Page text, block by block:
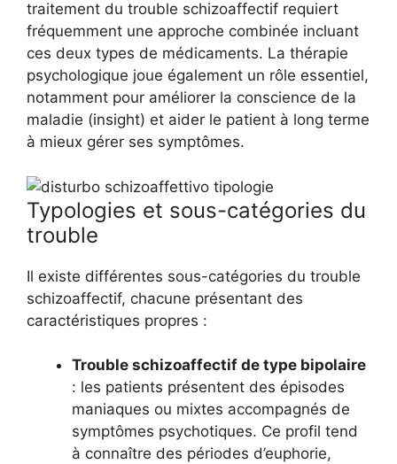
traitement du trouble schizoaffectif requiert
fréquemment une approche combinée incluant
ces deux types de médicaments. La thérapie
psychologique joue également un rôle essentiel,
notamment pour améliorer la conscience de la
maladie (insight) et aider le patient à long terme
à mieux gérer ses symptômes.
Typologies et sous-catégories du
trouble
Il existe différentes sous-catégories du trouble
schizoaffectif, chacune présentant des
caractéristiques propres :
Trouble schizoaffectif de type bipolaire
: les patients présentent des épisodes
maniaques ou mixtes accompagnés de
symptômes psychotiques. Ce profil tend
à connaître des périodes d’euphorie,